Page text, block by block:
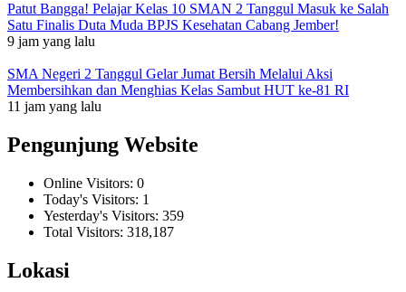
Patut Bangga! Pelajar Kelas 10 SMAN 2 Tanggul Masuk ke Salah
Satu Finalis Duta Muda BPJS Kesehatan Cabang Jember!
9 jam yang lalu
SMA Negeri 2 Tanggul Gelar Jumat Bersih Melalui Aksi
Membersihkan dan Menghias Kelas Sambut HUT ke-81 RI
11 jam yang lalu
Pengunjung Website
Online Visitors: 0
Today's Visitors: 1
Yesterday's Visitors: 359
Total Visitors: 318,187
Lokasi